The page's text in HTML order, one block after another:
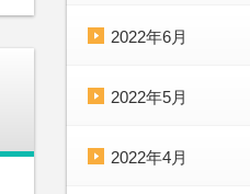
2022年6月
2022年5月
2022年4月